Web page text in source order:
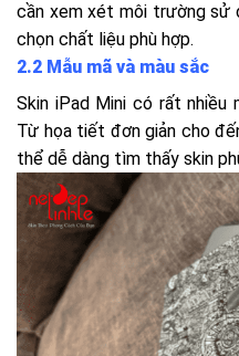
cần xem xét môi trường sử
chọn chất liệu phù hợp.
2.2 Mẫu mã và màu sắc
Skin iPad Mini có rất nhiều
Từ họa tiết đơn giản cho
thể dễ dàng tìm thấy skin